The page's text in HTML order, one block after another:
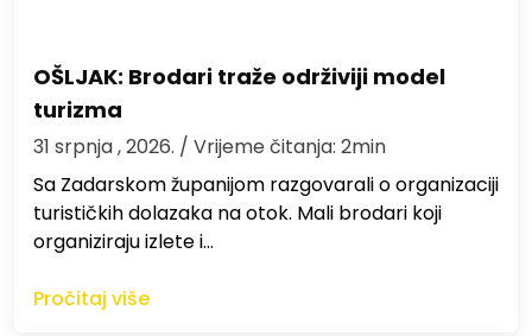
OŠLJAK: Brodari traže održiviji model
turizma
31 srpnja , 2026. / Vrijeme čitanja: 2min
Sa Zadarskom županijom razgovarali o organizaciji
turističkih dolazaka na otok. Mali brodari koji
organiziraju izlete i…
Pročitaj više